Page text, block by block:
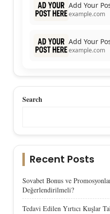
Add Your
example.com
Add Your
example.com
Search
Recent Posts
Sovabet Bonus ve
Değerlendirilmeli?
Tedavi Edilen Yırtıcı Kuşlar